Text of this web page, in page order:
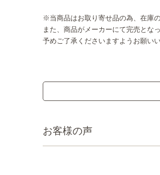
※当商品はお取り寄せ品の為、在庫
また、商品がメーカーにて完売とな
予めご了承くださいますようお願い
お客様の声